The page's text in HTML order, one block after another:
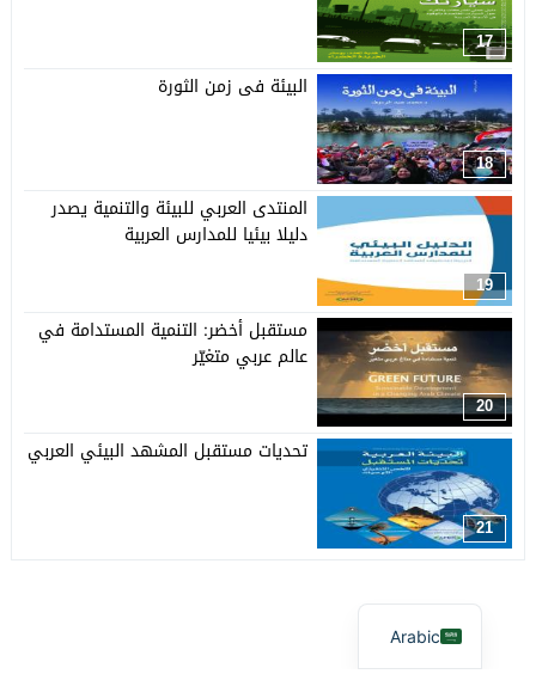
17
18
البيئة فى زمن الثورة
19
المنتدى العربي للبيئة والتنمية يصدر
دليلا بيئيا للمدارس العربية
20
مستقبل أخضر: التنمية المستدامة في
عالم عربي متغيّر
21
تحديات مستقبل المشهد البيئي العربي
Arabic